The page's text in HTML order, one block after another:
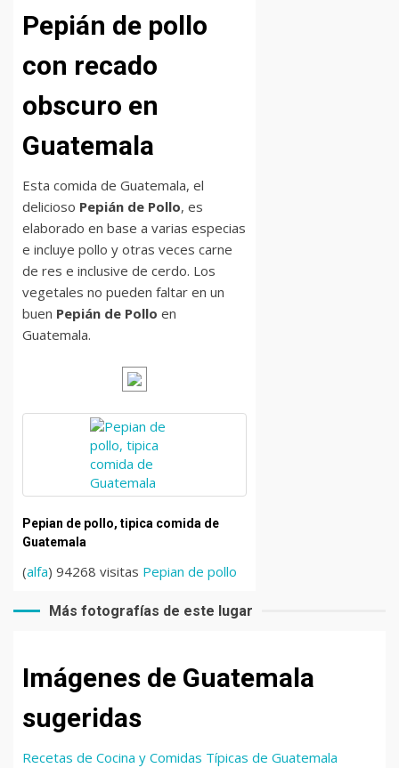
Pepián de pollo
con recado
obscuro en
Guatemala
Esta comida de Guatemala, el
delicioso Pepián de Pollo, es
elaborado en base a varias especias
e incluye pollo y otras veces carne
de res e inclusive de cerdo. Los
vegetales no pueden faltar en un
buen Pepián de Pollo en
Guatemala.
Pepian de pollo, tipica comida de
Guatemala
(alfa) 94268 visitas Pepian de pollo
Más fotografías de este lugar
Imágenes de Guatemala
sugeridas
Recetas de Cocina y Comidas Típicas de Guatemala